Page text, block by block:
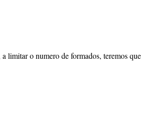
o numero de formados, teremos